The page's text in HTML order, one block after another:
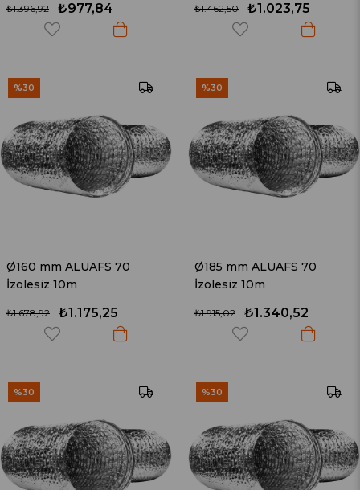
₺977,84
₺1.396,92 ₺1.023,75
₺1.462,50
Ø160 mm ALUAFS 70
İzolesiz 10m
₺1.175,25
₺1.678,92
%30
Ø185 mm ALUAFS 70
İzolesiz 10m
₺1.340,52
₺1.915,02
%30
%30 %30